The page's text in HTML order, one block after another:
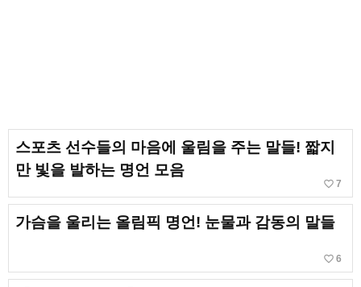
스포츠 선수들의 마음에 울림을 주는 말들! 짧지
만 빛을 발하는 명언 모음
favorite_border 7
가슴을 울리는 올림픽 명언! 눈물과 감동의 말들
favorite_border 6